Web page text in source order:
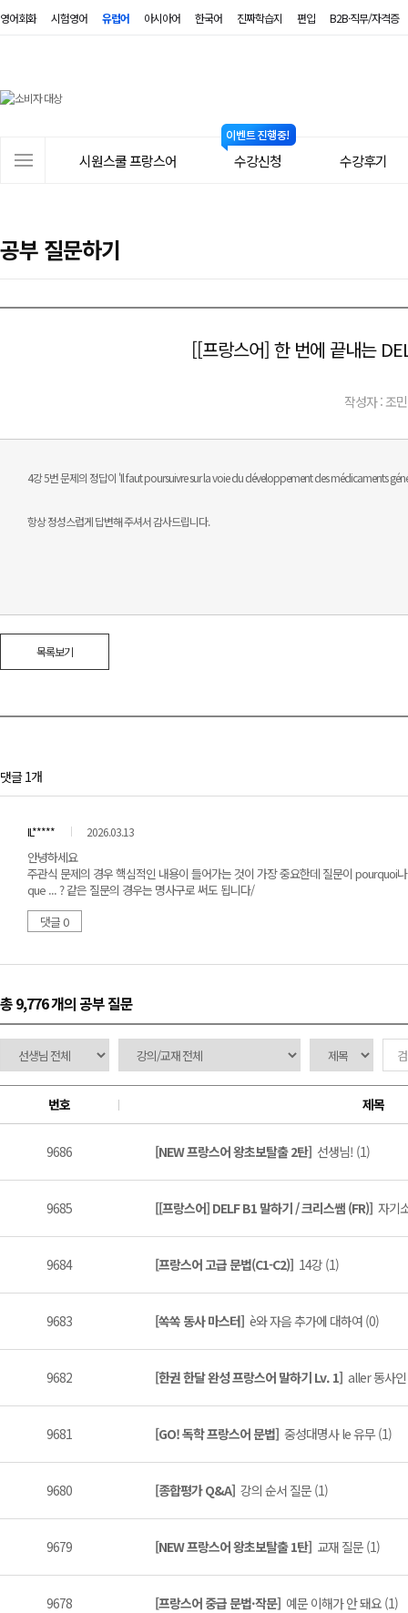
영어회화 시험영어 유럽어 아시아어 한국어 진짜학습지 편입 B2B·직무/자격증
어
뉴
시원스쿨 프랑스어 수강신청 수강후기
공부 질문하기
[[프랑스어] 한 번에 끝내는
작성자 : 조
4강 5번 문제의 정답이 'Il faut poursuivre sur la voie du développement des médicaments
항상 정성스럽게 답변해 주셔서 감사드립니다.
목록보기
댓글 1개
IL***** 2026.03.13
안녕하세요
주관식 문제의 경우 핵심적인 내용이 들어가는 것이 가장 중요한데 질문이
que ... ? 같은 질문의 경우는 명사구로 써도 됩니다/
댓글 0
총 9,776 개의 공부 질문
번호 제목
9686 [NEW 프랑스어 왕초보탈출 2탄] 선생님! (1)
9685 [[프랑스어] DELF B1 말하기 / 크리스쌤 (FR)] 자기
9684 [프랑스어 고급 문법(C1-C2)] 14강 (1)
9683 [쏙쏙 동사 마스터] è와 자음 추가에 대하여 (0)
9682 [한권 한달 완성 프랑스어 말하기 Lv. 1] aller 동사
9681 [GO! 독학 프랑스어 문법] 중성대명사 le 유무 (1)
9680 [종합평가 Q&A] 강의 순서 질문 (1)
9679 [NEW 프랑스어 왕초보탈출 1탄] 교재 질문 (1)
9678 [프랑스어 중급 문법·작문] 예문 이해가 안 돼요 (1)